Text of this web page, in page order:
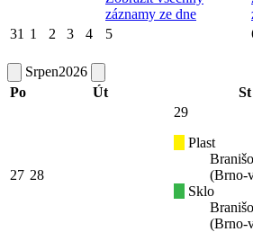
záznamy ze dne
31 1 2 3 4 5
Srpen2026
Po
Út St
27 28
29
Plast
(Brno-
Sklo
(Brno-